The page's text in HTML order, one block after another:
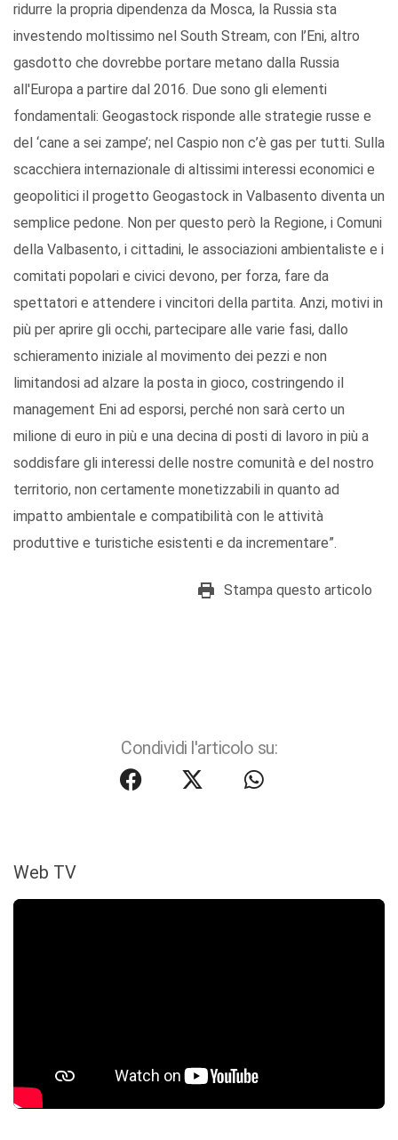
ridurre la propria dipendenza da Mosca, la Russia sta
investendo moltissimo nel South Stream, con l’Eni, altro
gasdotto che dovrebbe portare metano dalla Russia
all'Europa a partire dal 2016. Due sono gli elementi
fondamentali: Geogastock risponde alle strategie russe e
del ‘cane a sei zampe’; nel Caspio non c’è gas per tutti. Sulla
scacchiera internazionale di altissimi interessi economici e
geopolitici il progetto Geogastock in Valbasento diventa un
semplice pedone. Non per questo però la Regione, i Comuni
della Valbasento, i cittadini, le associazioni ambientaliste e i
comitati popolari e civici devono, per forza, fare da
spettatori e attendere i vincitori della partita. Anzi, motivi in
più per aprire gli occhi, partecipare alle varie fasi, dallo
schieramento iniziale al movimento dei pezzi e non
limitandosi ad alzare la posta in gioco, costringendo il
management Eni ad esporsi, perché non sarà certo un
milione di euro in più e una decina di posti di lavoro in più a
soddisfare gli interessi delle nostre comunità e del nostro
territorio, non certamente monetizzabili in quanto ad
impatto ambientale e compatibilità con le attività
produttive e turistiche esistenti e da incrementare”.
Stampa questo articolo
Condividi l'articolo su:
Web TV